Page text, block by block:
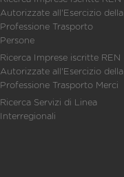
Autorizzate all'Esercizio della
Professione Trasporto
Persone
Ricerca Imprese iscritte REN
Autorizzate all'Esercizio della
Professione Trasporto Merci
Ricerca Servizi di Linea
Interregionali